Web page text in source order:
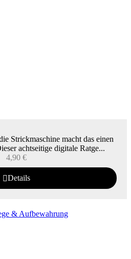
Strickmaschine macht das einen
achtseitige digitale Ratge...
4,90 €
Details